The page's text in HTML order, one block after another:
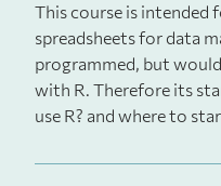
This course is intended
spreadsheets for data
programmed, but
with R. Therefore its
use R? and where to